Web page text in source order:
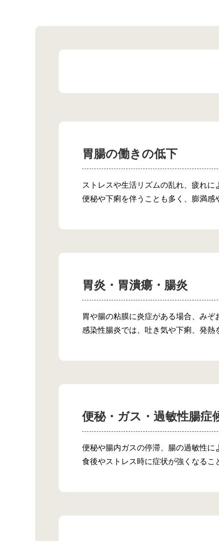
胃腸の働きの低下
ストレスや生活リズムの乱れ、疲れ
便秘や下痢を伴うことも多く、膨満
胃炎・胃潰瘍・腸炎
胃や腸の粘膜に炎症がある場合、み
感染性腸炎では、吐き気や下痢、発熱
便秘・ガス・過敏性腸症
便秘や腸内ガスの停滞、腸の過敏性
食後やストレス時に症状が強くなるこ